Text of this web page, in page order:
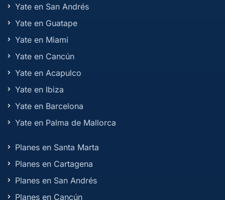
Yate en San Andrés
Yate en Guatape
Yate en Miami
Yate en Cancún
Yate en Acapulco
Yate en Ibiza
Yate en Barcelona
Yate en Palma de Mallorca
Planes en Santa Marta
Planes en Cartagena
Planes en San Andrés
Planes en Cancún